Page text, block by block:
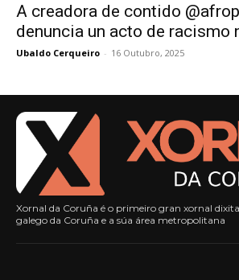
A creadora de contido
denuncia un acto de racismo
Ubaldo Cerqueiro - 16 Outubro, 2025
Xornal da Coruña é o primeiro gran xornal
galego da Coruña e a súa área metropolitana